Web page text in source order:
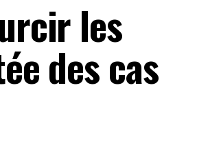
les
des cas